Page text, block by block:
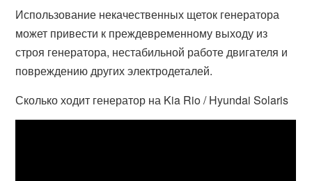
Использование некачественных щеток генератора
может привести к преждевременному выходу из
строя генератора, нестабильной работе двигателя и
повреждению других электродеталей.
Сколько ходит генератор на Kia Rio / Hyundai Solaris